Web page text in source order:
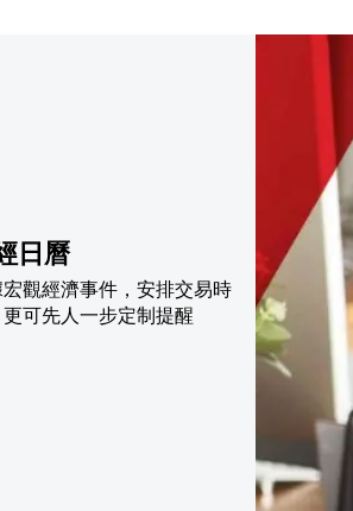
日曆
觀經濟事件，安排交易時
可先人一步定制提醒